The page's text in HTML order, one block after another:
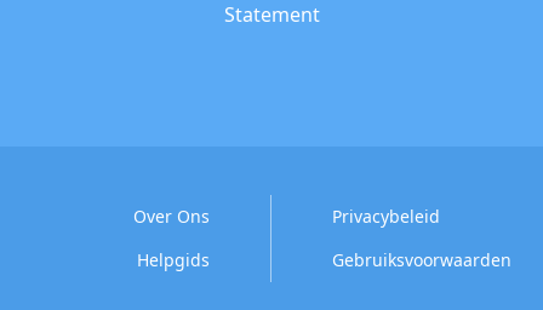
Statement
Over Ons
Privacybeleid
Helpgids
Gebruiksvoorwaarden